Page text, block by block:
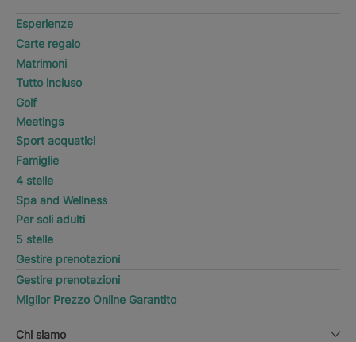
Esperienze
Carte regalo
Matrimoni
Tutto incluso
Golf
Meetings
Sport acquatici
Famiglie
4 stelle
Spa and Wellness
Per soli adulti
5 stelle
Gestire prenotazioni
Gestire prenotazioni
Miglior Prezzo Online Garantito
Chi siamo